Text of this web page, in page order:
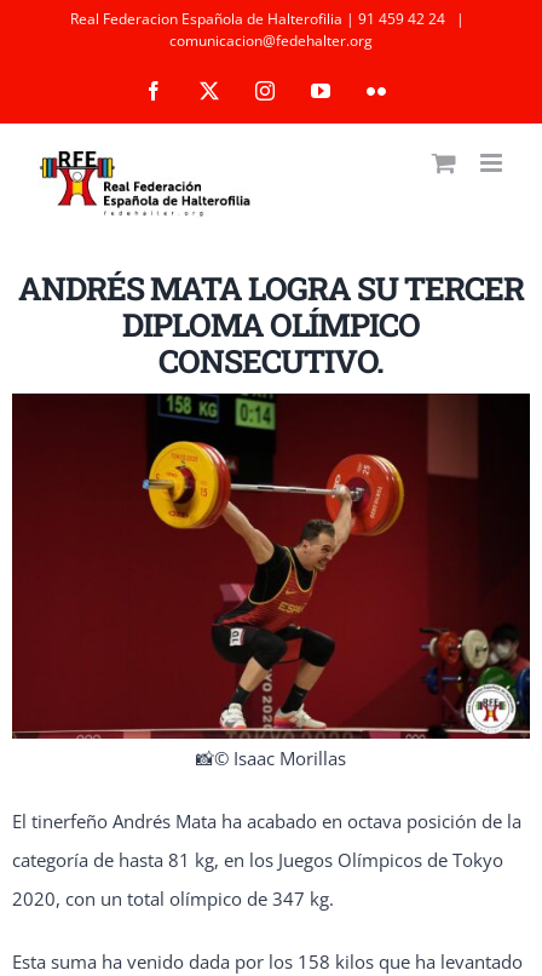
Real Federacion Española de Halterofilia | 91 459 42 24
|
comunicacion@fedehalter.org
Facebook InstagramYouTubeFlickr
ANDRÉS MATA LOGRA SU TERCER
DIPLOMA OLÍMPICO
CONSECUTIVO.
📸© Isaac Morillas
El tinerfeño Andrés Mata ha acabado en octava posición de la
categoría de hasta 81 kg, en los Juegos Olímpicos de Tokyo
2020, con un total olímpico de 347 kg.
Esta suma ha venido dada por los 158 kilos que ha levantado